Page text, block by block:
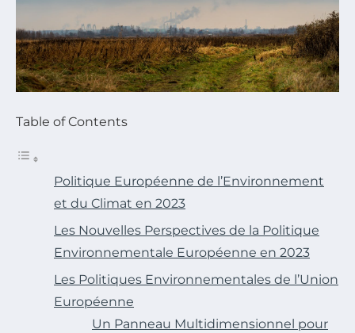
Table of Contents
Politique Européenne de l’Environnement
et du Climat en 2023
Les Nouvelles Perspectives de la Politique
Environnementale Européenne en 2023
Les Politiques Environnementales de l’Union
Européenne
Un Panneau Multidimensionnel pour